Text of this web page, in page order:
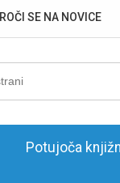
SE NA NOVICE
Potujoča